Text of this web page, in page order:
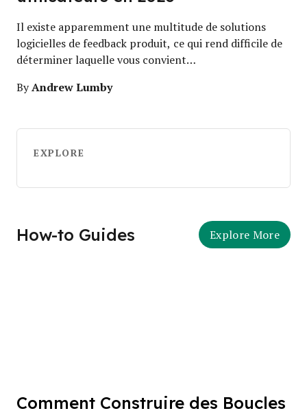
Il existe apparemment une multitude de solutions
logicielles de feedback produit, ce qui rend difficile de
déterminer laquelle vous convient…
ByAndrew Lumby
EXPLORE
How-to Guides Explore More
Comment Construire des Boucles